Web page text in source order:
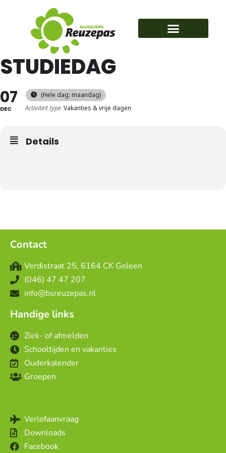
STUDIEDAG
07
DEC
(Hele dag: maandag)
Activiteit type Vakanties & vrije dagen
Details
Contact
Verdistraat 25, 6164 CK Geleen
(046) 47 47 207
info@bsreuzepas.nl
Handige links
Ziek- of afmelden
Schooltijden en vakanties
Ouderkalender
Groepen
Verlofaanvraag
Downloads
Facebook